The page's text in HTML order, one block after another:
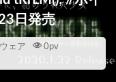
日発売
ェア 0pv